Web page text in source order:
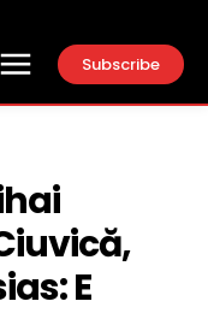
Subscribe
E